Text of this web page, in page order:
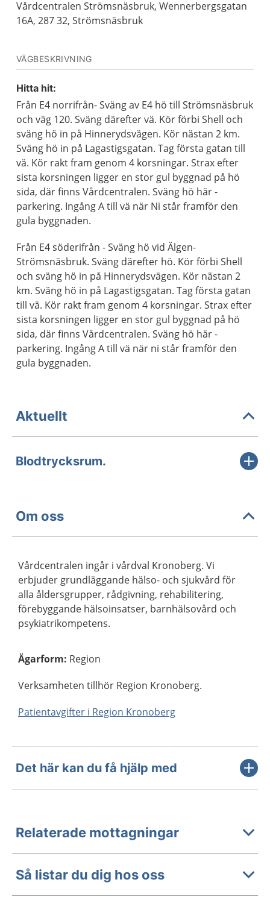
Vårdcentralen Strömsnäsbruk, Wennerbergsgatan
16A, 287 32, Strömsnäsbruk
VÄGBESKRIVNING
Hitta hit:
Från E4 norrifrån- Sväng av E4 hö till Strömsnäsbruk
och väg 120. Sväng därefter vä. Kör förbi Shell och
sväng hö in på Hinnerydsvägen. Kör nästan 2 km.
Sväng hö in på Lagastigsgatan. Tag första gatan till
vä. Kör rakt fram genom 4 korsningar. Strax efter
sista korsningen ligger en stor gul byggnad på hö
sida, där finns Vårdcentralen. Sväng hö här -
parkering. Ingång A till vä när Ni står framför den
gula byggnaden.
Från E4 söderifrån - Sväng hö vid Älgen-
Strömsnäsbruk. Sväng därefter hö. Kör förbi Shell
och sväng hö in på Hinnerydsvägen. Kör nästan 2
km. Sväng hö in på Lagastigsgatan. Tag första gatan
till vä. Kör rakt fram genom 4 korsningar. Strax efter
sista korsningen ligger en stor gul byggnad på hö
sida, där finns Vårdcentralen. Sväng hö här -
parkering. Ingång A till vä när ni står framför den
gula byggnaden.
Aktuellt
Blodtrycksrum.
Om oss
Vårdcentralen ingår i vårdval Kronoberg. Vi
erbjuder grundläggande hälso- och sjukvård för
alla åldersgrupper, rådgivning, rehabilitering,
förebyggande hälsoinsatser, barnhälsovård och
psykiatrikompetens.
Ägarform: Region
Verksamheten tillhör Region Kronoberg.
Patientavgifter i Region Kronoberg
Det här kan du få hjälp med
Relaterade mottagningar
Så listar du dig hos oss